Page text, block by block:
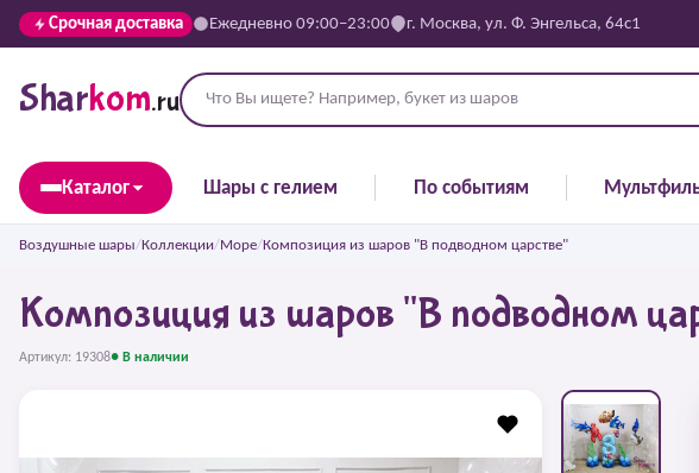
Срочная доставка Ежедневно 09:00–23:00 г. Москва, ул. Ф. Энгельса, 64с1
Sharkom.ru
Каталог Шары с гелием По событиям
Воздушные шары/Коллекции/Море/Композиция из шаров "В подводном царстве"
Композиция из шаров "В подводном
Артикул: 19308● В наличии